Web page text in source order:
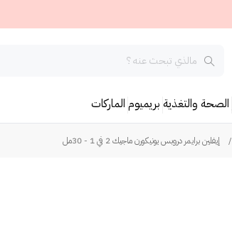
الصحة والتغذية بريميوم الماركات
/ إيفلين برايمر دروبس يونيكورن ماجيك 2 في 1 - 30مل